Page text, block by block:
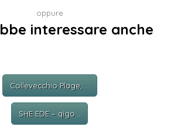
oppure
interessare anche
Collevecchio Plage, ...
SHE EDE – qigo...